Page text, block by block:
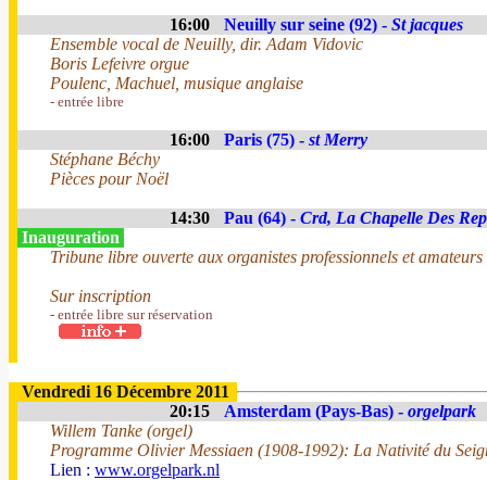
16:00 Neuilly sur seine (92) - St jacques
Ensemble vocal de Neuilly, dir. Adam Vidovic
Boris Lefeivre orgue
Poulenc, Machuel, musique anglaise
- entrée libre
16:00 Paris (75) - st Merry
Stéphane Béchy
Pièces pour Noël
14:30 Pau (64) - Crd, La Chapelle Des
Inauguration
Tribune libre ouverte aux organistes professionnels et amateurs
Sur inscription
- entrée libre sur réservation
Vendredi 16 Décembre 2011
20:15
Amsterdam (Pays-Bas) - orgelpark
Willem Tanke (orgel)
Programme Olivier Messiaen (1908-1992): La Nativité du
Lien : www.orgelpark.nl